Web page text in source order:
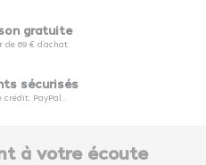
gratuite
de 69 € d'achat
sécurisés
crédit, PayPal...
à votre écoute